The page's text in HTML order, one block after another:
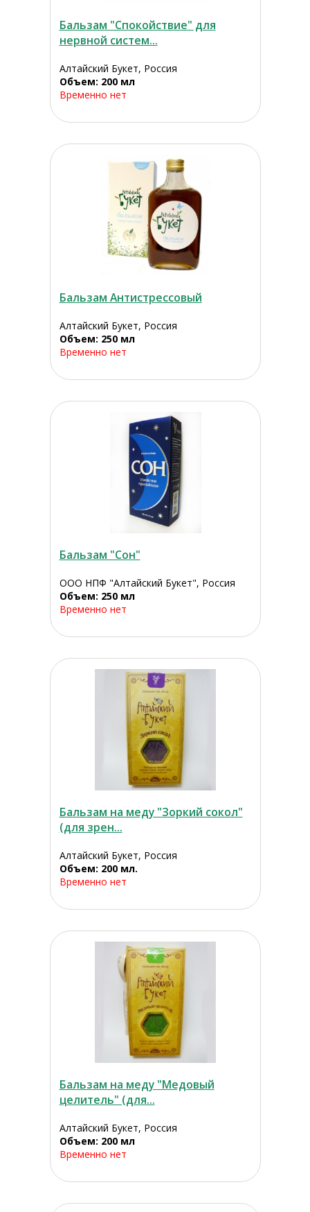
Бальзам "Спокойствие" для
нервной систем...
Алтайский Букет, Россия
Объем: 200 мл
Временно нет
Бальзам Антистрессовый
Алтайский Букет, Россия
Объем: 250 мл
Временно нет
Бальзам "Сон"
ООО НПФ "Алтайский Букет", Россия
Объем: 250 мл
Временно нет
Бальзам на меду "Зоркий сокол"
(для зрен...
Алтайский Букет, Россия
Объем: 200 мл.
Временно нет
Бальзам на меду "Медовый
целитель" (для...
Алтайский Букет, Россия
Объем: 200 мл
Временно нет